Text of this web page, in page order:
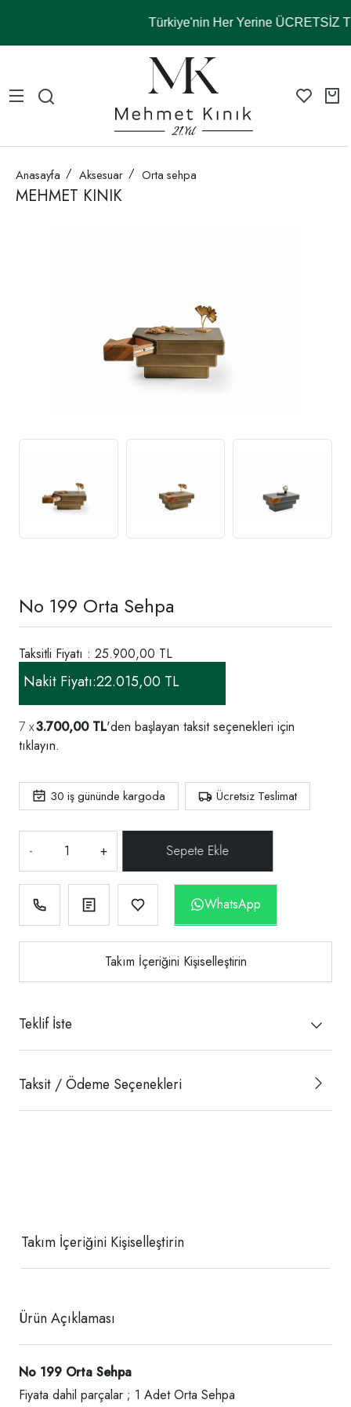
Türkiye'nin Her Yerine ÜCRETSİZ
Anasayfa Aksesuar Orta sehpa
MEHMET KINIK
No 199 Orta Sehpa
Taksitli Fiyatı : 25.900,00 TL
Nakit Fiyatı:22.015,00 TL
3.700,00 TL'den başlayan taksit seçenekleri için
tıklayın.
30 iş gününde kargoda Ücretsiz Teslimat
- +
WhatsApp
Takım İçeriğini Kişiselleştirin
Teklif İste
Taksit / Ödeme Seçenekleri
Takım İçeriğini Kişiselleştirin
Ürün Açıklaması
No 199 Orta Sehpa
Fiyata dahil parçalar ; 1 Adet Orta Sehpa